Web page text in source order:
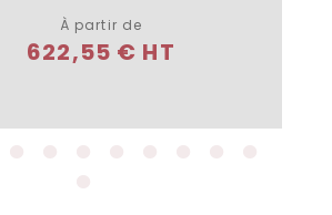
À partir de
622,55 € HT